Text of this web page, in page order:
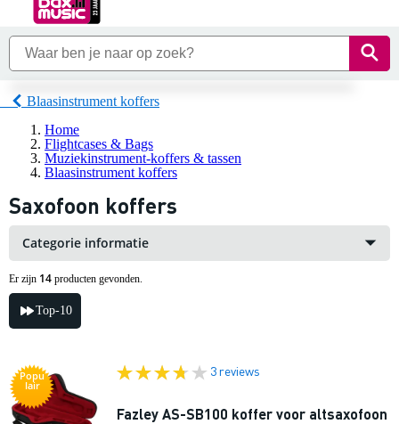
Blaasinstrument koffers
Home
Flightcases & Bags
Muziekinstrument-koffers & tassen
Blaasinstrument koffers
Saxofoon koffers
Categorie informatie
Er zijn 14 producten gevonden.
Top-10
Popu
lair
3 reviews
Fazley AS-SB100 koffer voor altsaxofoon